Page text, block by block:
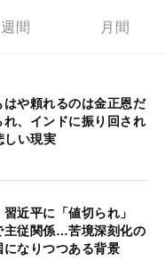
週間 月間
や頼れるのは金正恩だ
、インドに振り回され
しい現実
近平に「値切られ」
主従関係…苦境深刻化の
になりつつある背景